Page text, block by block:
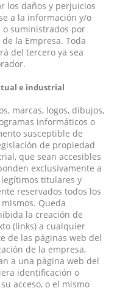
los daños y perjuicios
a la información y/o
o suministrados por
la Empresa. Toda
del tercero ya sea
e industrial
marcas, logos, dibujos,
informáticos o
susceptible de
de propiedad
que sean accesibles
exclusivamente a
titulares y
reservados todos los
Queda
la creación de
(links) a cualquier
de las páginas web del
de la empresa,
a una página web del
identificación o
acceso, o el mismo